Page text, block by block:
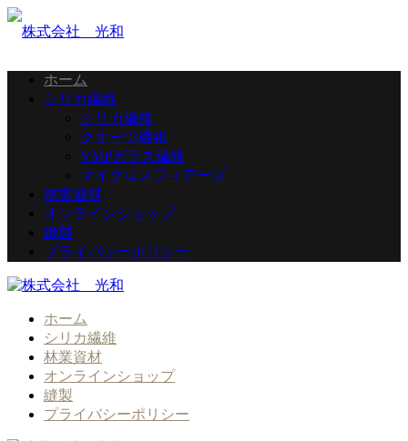
ホーム
シリカ繊維
シリカ繊維
クオーツ繊維
VMPガラス繊維
マイクロスフィアーズ
林業資材
オンラインショップ
縫製
プライバシーポリシー
ホーム
シリカ繊維
林業資材
オンラインショップ
縫製
プライバシーポリシー